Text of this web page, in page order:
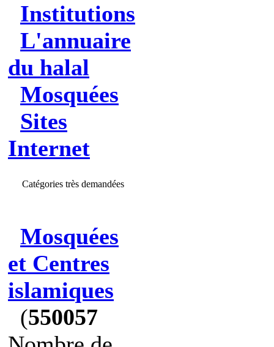
Institutions
L'annuaire
du halal
Mosquées
Sites
Internet
Catégories très demandées
Mosquées
et Centres
islamiques
(550057